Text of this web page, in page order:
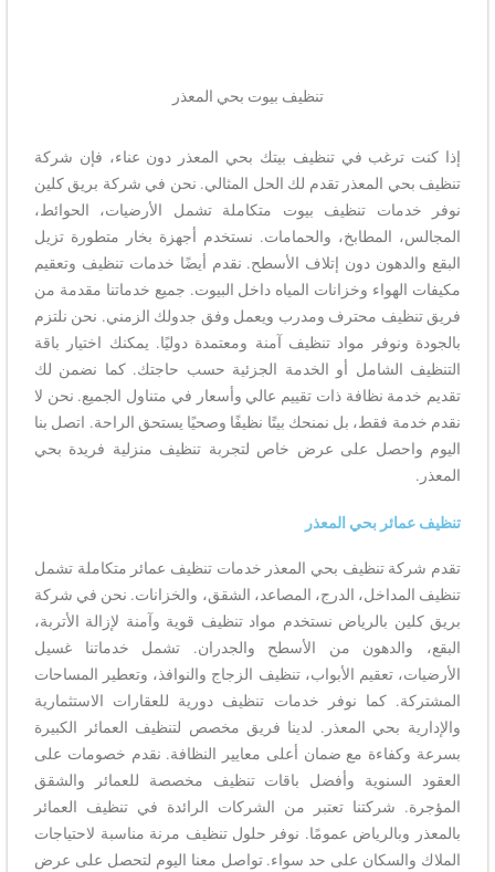
تنظيف بيوت بحي المعذر
إذا كنت ترغب في تنظيف بيتك بحي المعذر دون عناء، فإن شركة
تنظيف بحي المعذر تقدم لك الحل المثالي. نحن في شركة بريق كلين
نوفر خدمات تنظيف بيوت متكاملة تشمل الأرضيات، الحوائط،
المجالس، المطابخ، والحمامات. نستخدم أجهزة بخار متطورة تزيل
البقع والدهون دون إتلاف الأسطح. نقدم أيضًا خدمات تنظيف وتعقيم
مكيفات الهواء وخزانات المياه داخل البيوت. جميع خدماتنا مقدمة من
فريق تنظيف محترف ومدرب ويعمل وفق جدولك الزمني. نحن نلتزم
بالجودة ونوفر مواد تنظيف آمنة ومعتمدة دوليًا. يمكنك اختيار باقة
التنظيف الشامل أو الخدمة الجزئية حسب حاجتك. كما نضمن لك
تقديم خدمة نظافة ذات تقييم عالي وأسعار في متناول الجميع. نحن لا
نقدم خدمة فقط، بل نمنحك بيتًا نظيفًا وصحيًا يستحق الراحة. اتصل بنا
اليوم واحصل على عرض خاص لتجربة تنظيف منزلية فريدة بحي
المعذر.
تنظيف عمائر بحي المعذر
تقدم شركة تنظيف بحي المعذر خدمات تنظيف عمائر متكاملة تشمل
تنظيف المداخل، الدرج، المصاعد، الشقق، والخزانات. نحن في شركة
بريق كلين بالرياض نستخدم مواد تنظيف قوية وآمنة لإزالة الأتربة،
البقع، والدهون من الأسطح والجدران. تشمل خدماتنا غسيل
الأرضيات، تعقيم الأبواب، تنظيف الزجاج والنوافذ، وتعطير المساحات
المشتركة. كما نوفر خدمات تنظيف دورية للعقارات الاستثمارية
والإدارية بحي المعذر. لدينا فريق مخصص لتنظيف العمائر الكبيرة
بسرعة وكفاءة مع ضمان أعلى معايير النظافة. نقدم خصومات على
العقود السنوية وأفضل باقات تنظيف مخصصة للعمائر والشقق
المؤجرة. شركتنا تعتبر من الشركات الرائدة في تنظيف العمائر
بالمعذر وبالرياض عمومًا. نوفر حلول تنظيف مرنة مناسبة لاحتياجات
الملاك والسكان على حد سواء. تواصل معنا اليوم لتحصل على عرض